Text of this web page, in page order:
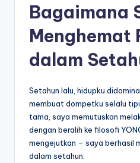
Bagaimana
Menghemat
dalam
Setahun lalu, hidupku
membuat dompetku selalu
tama, saya memutuskan
dengan beralih ke filosofi
mengejutkan – saya berhasil
dalam setahun.